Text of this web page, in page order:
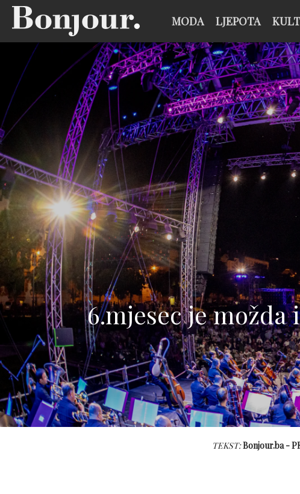
MODA LJEPOTA
6.mjesec je
TEKST:Bonjour.ba -